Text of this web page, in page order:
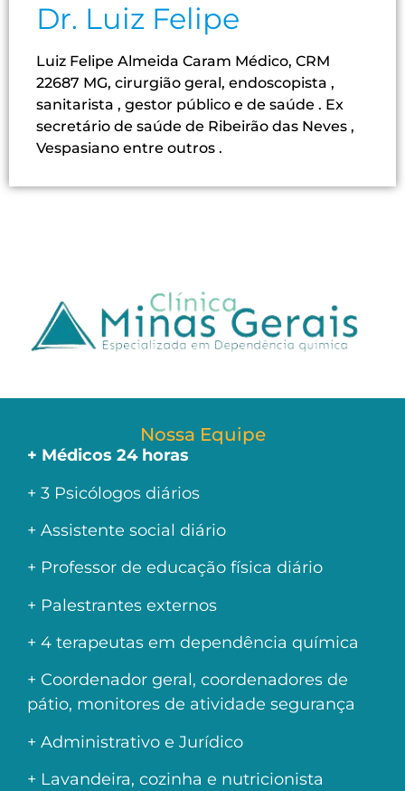
Dr. Luiz Felipe
Luiz Felipe Almeida Caram Médico, CRM
22687 MG, cirurgião geral, endoscopista ,
sanitarista , gestor público e de saúde . Ex
secretário de saúde de Ribeirão das Neves ,
Vespasiano entre outros .
Nossa Equipe
+ Médicos 24 horas
+ 3 Psicólogos diários
+ Assistente social diário
+ Professor de educação física diário
+ Palestrantes externos
+ 4 terapeutas em dependência química
+ Coordenador geral, coordenadores de
pátio, monitores de atividade segurança
+ Administrativo e Jurídico
+ Lavandeira, cozinha e nutricionista